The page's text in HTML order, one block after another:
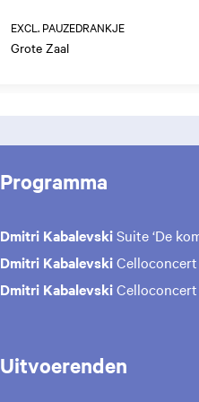
EXCL. PAUZEDRANKJE
Grote Zaal
Programma
Dmitri KabalevskiSuite ‘De
Dmitri KabalevskiCelloconcert
Dmitri Kabalevski
Uitvoerenden